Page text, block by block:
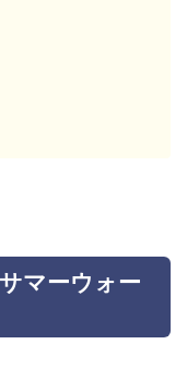
マーウォー